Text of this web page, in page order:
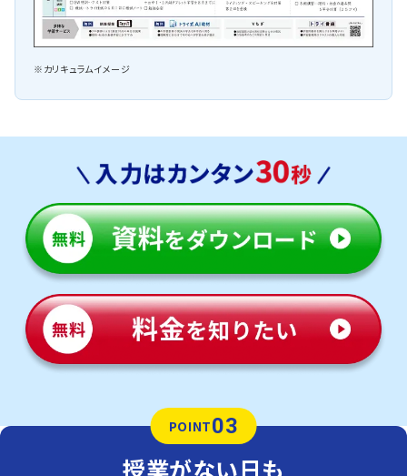
※カリキュラムイメージ
POINT03
授業がない日も